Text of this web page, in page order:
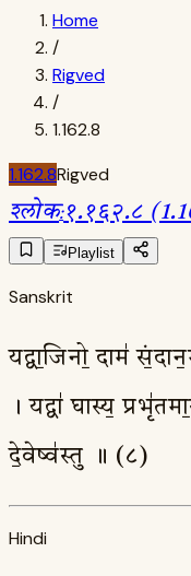
Home
/
Rigved
/
1.162.8
1.162.8Rigved
श्लोक:१.१६२.८
Playlist
Sanskrit
यद्वा॒जिनो॒ दाम॑
। यद्वा॑ घास्य॒
दे॒वेष्व॑स्तु ॥ (८)
Hindi